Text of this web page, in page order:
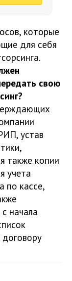
которые
для себя
свою
устав
также копии
учета
по кассе,
начала